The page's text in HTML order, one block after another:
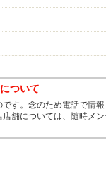
ついて
す。念のため電話で情
舗については、随時メ